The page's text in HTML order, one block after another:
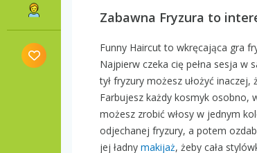
Zabawna Fryzura to
Funny Haircut to wkręcająca gra
Najpierw czeka cię pełna sesja w
tył fryzury możesz ułożyć inaczej,
Farbujesz każdy kosmyk osobno,
możesz zrobić włosy w jednym
odjechanej fryzury, a potem
jej ładny makijaż, żeby cała